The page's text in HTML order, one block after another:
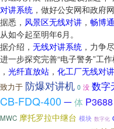
对讲系统 ，做好公安网和政府
据悉， 风景区无线对讲 ， 畅博
从如今起至明年6月。
据介绍， 无线对讲系统 ，力争
进一步探究完善“电子警务”工作
， 光纤直放站 ， 化工厂无线对讲
致力于 防爆对讲机 0 没 数字
CB-FDQ-400 一 体 P3688
MWC 摩托罗拉中继台 模块 数字化